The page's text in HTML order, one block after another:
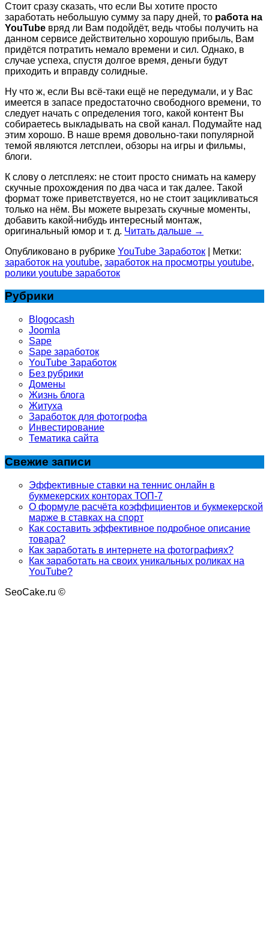
Стоит сразу сказать, что если Вы хотите просто
заработать небольшую сумму за пару дней, то работа на
YouTube вряд ли Вам подойдёт, ведь чтобы получить на
данном сервисе действительно хорошую прибыль, Вам
придётся потратить немало времени и сил. Однако, в
случае успеха, спустя долгое время, деньги будут
приходить и вправду солидные.
Ну что ж, если Вы всё-таки ещё не передумали, и у Вас
имеется в запасе предостаточно свободного времени, то
следует начать с определения того, какой контент Вы
собираетесь выкладывать на свой канал. Подумайте над
этим хорошо. В наше время довольно-таки популярной
темой являются летсплеи, обзоры на игры и фильмы,
блоги.
К слову о летсплеях: не стоит просто снимать на камеру
скучные прохождения по два часа и так далее. Такой
формат тоже приветствуется, но не стоит зацикливаться
только на нём. Вы можете вырезать скучные моменты,
добавить какой-нибудь интересный монтаж,
оригинальный юмор и т. д. Читать дальше →
Опубликовано в рубрике YouTube Заработок
Метки:
заработок на youtube, заработок на просмотры youtube,
ролики youtube заработок
Рубрики
Blogocash
Joomla
Sape
Sape заработок
YouTube Заработок
Без рубрики
Домены
Жизнь блога
Житуха
Заработок для фотогрофа
Инвестирование
Тематика сайта
Свежие записи
Эффективные ставки на теннис онлайн в
букмекерских конторах ТОП-7
О формуле расчёта коэффициентов и букмекерской
марже в ставках на спорт
Как составить эффективное подробное описание
товара?
Как заработать в интернете на фотографиях?
Как заработать на своих уникальных роликах на
YouTube?
SeoCake.ru ©